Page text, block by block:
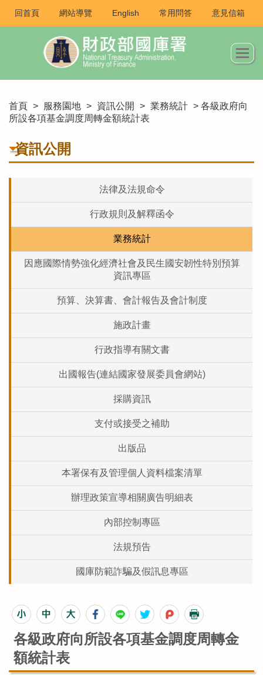
回首頁 網站導覽 English 常用問答 意見信箱
首頁 > 服務園地 > 資訊公開 > 業務統計 > 各級政府向
所設各項基金調度周轉金額統計表
資訊公開
法律及法規命令
行政規則及解釋函令
業務統計
因應國際情勢強化經濟社會及民生國安韌性特別預算
資訊專區
預算、決算書、會計報告及會計制度
施政計畫
行政指導有關文書
出國報告(連結國家發展委員會網站)
採購資訊
支付或接受之補助
出版品
本署保有及管理個人資料檔案清單
辦理政策宣導相關廣告明細表
內部控制專區
法規預告
國庫防範詐騙及假訊息專區
各級政府向所設各項基金調度周轉金
額統計表